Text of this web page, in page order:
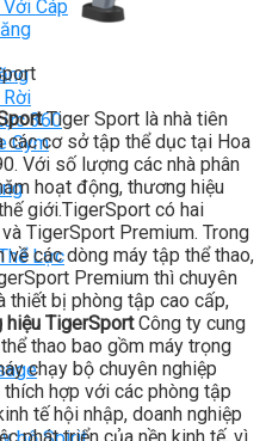
Cáp
Rời
360
Gym
Lực
Tiger Sport là nhà tiên
các cơ sở tập thể dục tại Hoa
Với số lượng các nhà phân
hoạt động, thương hiệu
giới.TigerSport có hai
TigerSport Premium. Trong
các dòng máy tập thể thao,
Premium thì chuyên
thiết bị phòng tập cao cấp,
hiệu TigerSportCông ty cung
thao bao gồm máy trọng
chạy bộ chuyên nghiệp
hợp với các phòng tập
tế hội nhập, doanh nghiệp